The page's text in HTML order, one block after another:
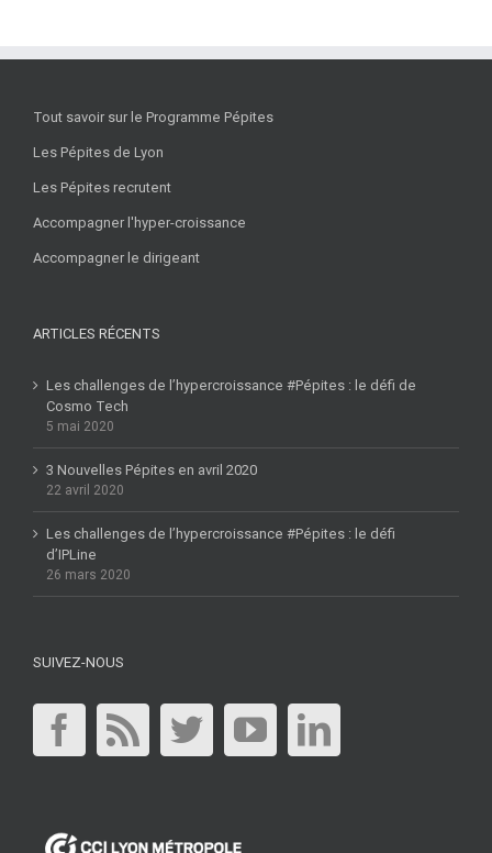
Tout savoir sur le Programme Pépites
Les Pépites de Lyon
Les Pépites recrutent
Accompagner l'hyper-croissance
Accompagner le dirigeant
ARTICLES RÉCENTS
Les challenges de l’hypercroissance #Pépites : le défi de
Cosmo Tech
5 mai 2020
3 Nouvelles Pépites en avril 2020
22 avril 2020
Les challenges de l’hypercroissance #Pépites : le défi
d’IPLine
26 mars 2020
SUIVEZ-NOUS